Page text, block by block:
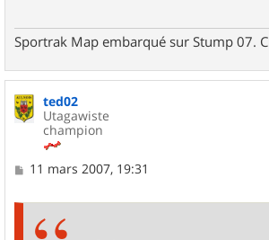
Sportrak Map embarqué sur Stump 07.
ted02
Utagawiste
champion
M11 mars 2007, 19:31